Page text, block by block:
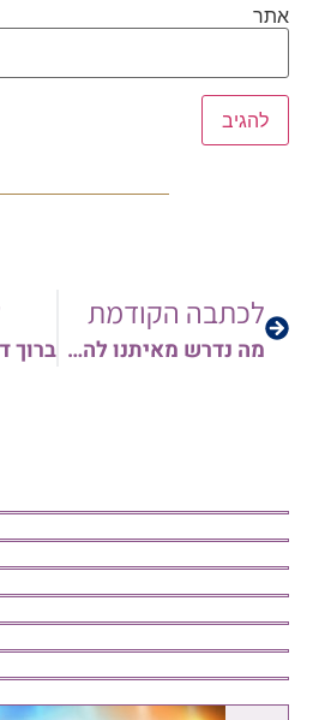
אתר
לכתבה הקודמת
מה נדרש מאיתנו להתחזק? דרשה מאלפת מאת ראש המוסדות הרה"ג הרב יהורם יפת שליט"א בענייני ספירת העומר ומגיפת הקורונה • צפו